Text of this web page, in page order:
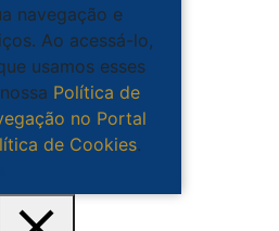
navegação e
Ao acessá-lo,
usamos esses
Política de
no Portal
de Cookies.